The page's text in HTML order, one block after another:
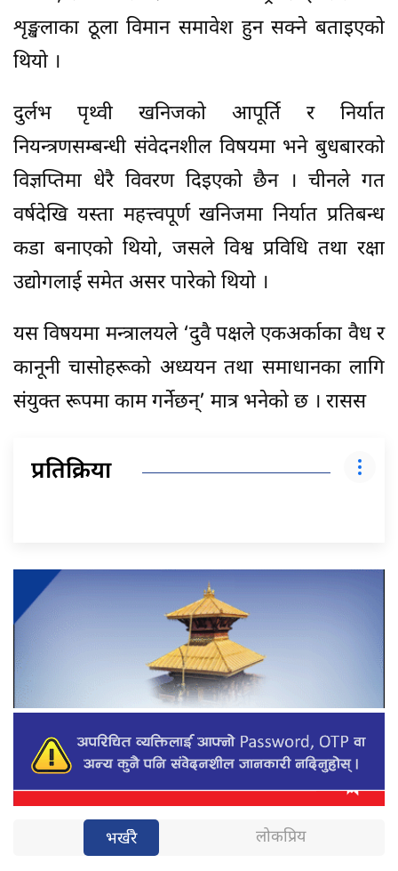
शृङ्खलाका ठूला विमान समावेश हुन सक्ने बताइएको
थियो ।
दुर्लभ पृथ्वी खनिजको आपूर्ति र निर्यात
नियन्त्रणसम्बन्धी संवेदनशील विषयमा भने बुधबारको
विज्ञप्तिमा धेरै विवरण दिइएको छैन । चीनले गत
वर्षदेखि यस्ता महत्त्वपूर्ण खनिजमा निर्यात प्रतिबन्ध
कडा बनाएको थियो, जसले विश्व प्रविधि तथा रक्षा
उद्योगलाई समेत असर पारेको थियो ।
यस विषयमा मन्त्रालयले ‘दुवै पक्षले एकअर्काका वैध र
कानूनी चासोहरूको अध्ययन तथा समाधानका लागि
संयुक्त रूपमा काम गर्नेछन्’ मात्र भनेको छ । रासस
प्रतिक्रिया
भर्खरै लोकप्रिय